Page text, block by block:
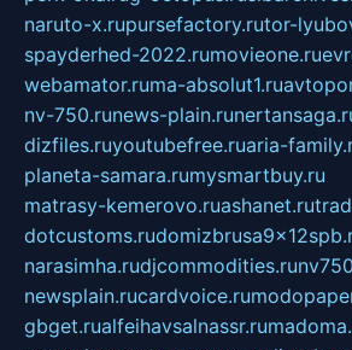
naruto-x.rupursefactory.rutor-
spayderhed-2022.rumovieone.ru
webamator.ruma-absolut1.ru
nv-750.runews-plain.ru
dizfiles.ruyoutubefree.ruaria-
planeta-samara.rumysmartbuy.ru
matrasy-kemerovo.ruashanet.ru
dotcustoms.ru
narasimha.rudjcommodities.ru
newsplain.rucardvoice.ru
gbget.rualfeihavsalnassr.ru